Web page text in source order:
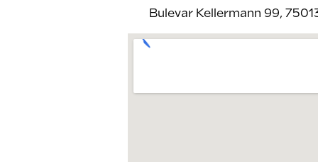
Bulevar Kellermann 99,